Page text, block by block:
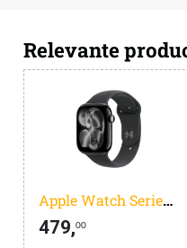
Relevante
Apple Watch Series 11
479,00